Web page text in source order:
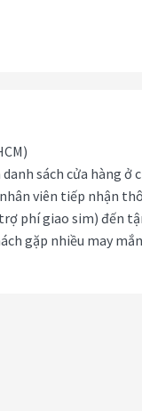
sách cửa hàng ở
viên tiếp nhận
phí giao sim) đến
gặp nhiều may